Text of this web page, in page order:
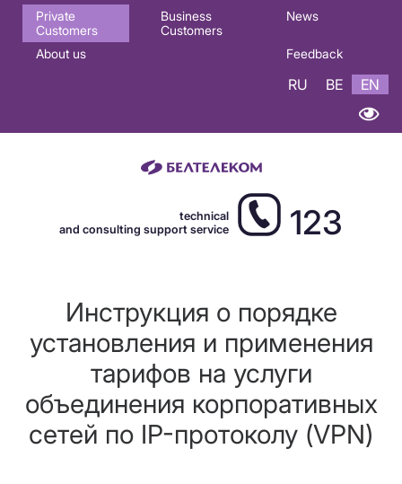
Основная
навигация
Private
Customers
Business
Customers
News
About us Feedback
RU BE EN
technical
and consulting support service
123
Инструкция о порядке
установления и применения
тарифов на услуги
объединения корпоративных
сетей по IP-протоколу (VPN)